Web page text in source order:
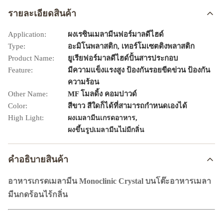
รายละเอียดสินค้า
Application:
ผงเรซินเมลามีนฟอร์มาลดีไฮด์
Type:
อะมิโนพลาสติก, เทอร์โมเซตติงพลาสติก
Product Name:
ยูเรียฟอร์มาลดีไฮด์ปั้นสารประกอบ
Feature:
มีความแข็งแรงสูง ป้องกันรอยขีดข่วน ป้องกัน
ความร้อน
Other Name:
MF โมลดิ้ง คอมปาวด์
Color:
สีขาว สีใดก็ได้ที่สามารถกำหนดเองได้
High Light:
ผงเมลามีนเกรดอาหาร,
ผงขึ้นรูปเมลามีนไม่มีกลิ่น
คําอธิบายสินค้า
อาหารเกรดเมลามีน Monoclinic Crystal บนโต๊ะอาหารเมลา
มีนกดร้อนไร้กลิ่น